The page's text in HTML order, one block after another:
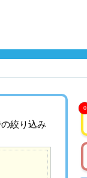
絞り込み